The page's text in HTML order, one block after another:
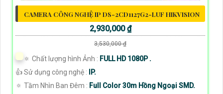
CAMERA CÔNG NGHỆ IP DS-2CD1127G2-LUF HIKVISION
2,930,000 ₫
3,530,000 ₫
🔅 Chất lượng hình Ảnh : FULL HD 1080P .
👍 Sử dụng công nghệ :
IP.
🔅 Tầm Nhìn Ban Đêm : Full Color 30m Hồng Ngoại SMD.